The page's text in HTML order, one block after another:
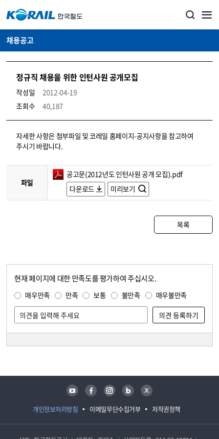
채용공고
정규직 채용을 위한 인턴사원 공개모집
작성일
2012-04-19
조회수
40,187
코레일소개_경영공시_채용공고 상세보기 – 내용, 파일, 담당자 연락처로 구성
자세한 사항은 첨부파일 및 코레일 홈페이지-공지사항을 참고하여
주시기 바랍니다.
파일
공고문(2012년도 인턴사원 공개 모집).pdf
다운로드
미리보기
목록
현재 페이지에 대한 만족도를 평가하여 주십시오.
매우만족 만족 보통 불만족 매우불만족
개인정보처리방침 이메일무단수집거부 저작권정책
유튜브 페이스북 인스타그램 블로그 트위터